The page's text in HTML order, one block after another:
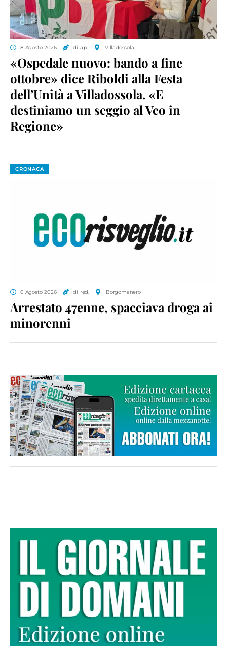
8 Agosto 2026 di a.p. Villadossola
«Ospedale nuovo: bando a fine
ottobre» dice Riboldi alla Festa
dell’Unità a Villadossola. «E
destiniamo un seggio al Vco in
Regione»
CRONACA
6 Agosto 2026 di red. Borgomanero
Arrestato 47enne, spacciava droga ai
minorenni